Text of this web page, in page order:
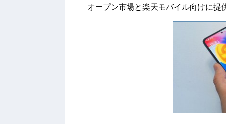
オープン市場と楽天モバイル向けに提